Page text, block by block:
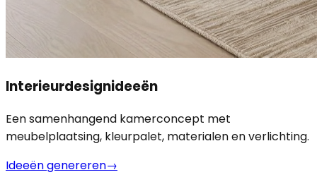
Interieurdesignideeën
Een samenhangend kamerconcept met
meubelplaatsing, kleurpalet, materialen en verlichting.
Ideeën genereren→